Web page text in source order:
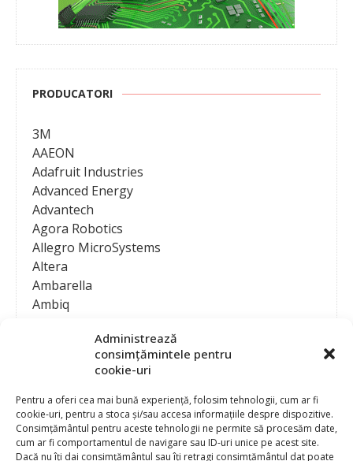
Administrează
consimțămintele pentru
cookie-uri
Pentru a oferi cea mai bună experiență, folosim tehnologii, cum ar fi
cookie-uri, pentru a stoca și/sau accesa informațiile despre dispozitive.
Consimțământul pentru aceste tehnologii ne permite să procesăm date,
cum ar fi comportamentul de navigare sau ID-uri unice pe acest site.
Dacă nu îți dai consimțământul sau îți retragi consimțământul dat poate
PRODUCATORI
3M
AAEON
Adafruit Industries
Advanced Energy
Advantech
Agora Robotics
Allegro MicroSystems
Altera
Ambarella
Ambiq
Analog Devices
Anritsu Corporation
Ansys
APS
Arduino
Arm